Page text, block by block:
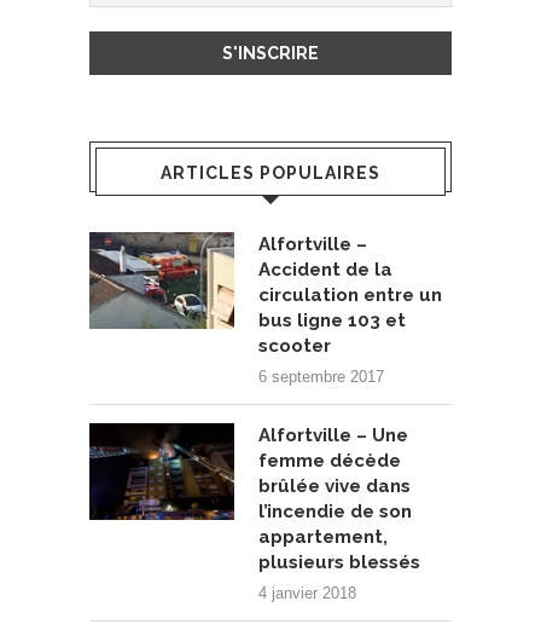
ARTICLES POPULAIRES
Alfortville –
Accident de la
circulation entre un
bus ligne 103 et
scooter
6 septembre 2017
Alfortville – Une
femme décède
brûlée vive dans
l’incendie de son
appartement,
plusieurs blessés
4 janvier 2018